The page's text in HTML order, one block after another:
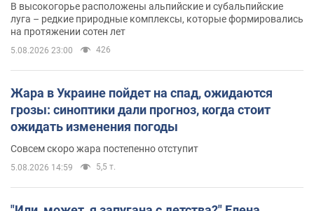
В высокогорье расположены альпийские и субальпийские
луга – редкие природные комплексы, которые формировались
на протяжении сотен лет
5.08.2026 23:00 426
Жара в Украине пойдет на спад, ожидаются
грозы: синоптики дали прогноз, когда стоит
ожидать изменения погоды
Совсем скоро жара постепенно отступит
5.08.2026 14:59 5,5 т.